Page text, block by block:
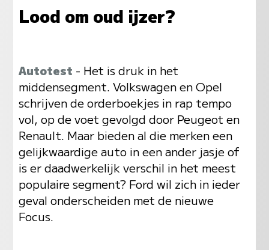
Lood om oud ijzer?
Autotest - Het is druk in het
middensegment. Volkswagen en Opel
schrijven de orderboekjes in rap tempo
vol, op de voet gevolgd door Peugeot en
Renault. Maar bieden al die merken een
gelijkwaardige auto in een ander jasje of
is er daadwerkelijk verschil in het meest
populaire segment? Ford wil zich in ieder
geval onderscheiden met de nieuwe
Focus.